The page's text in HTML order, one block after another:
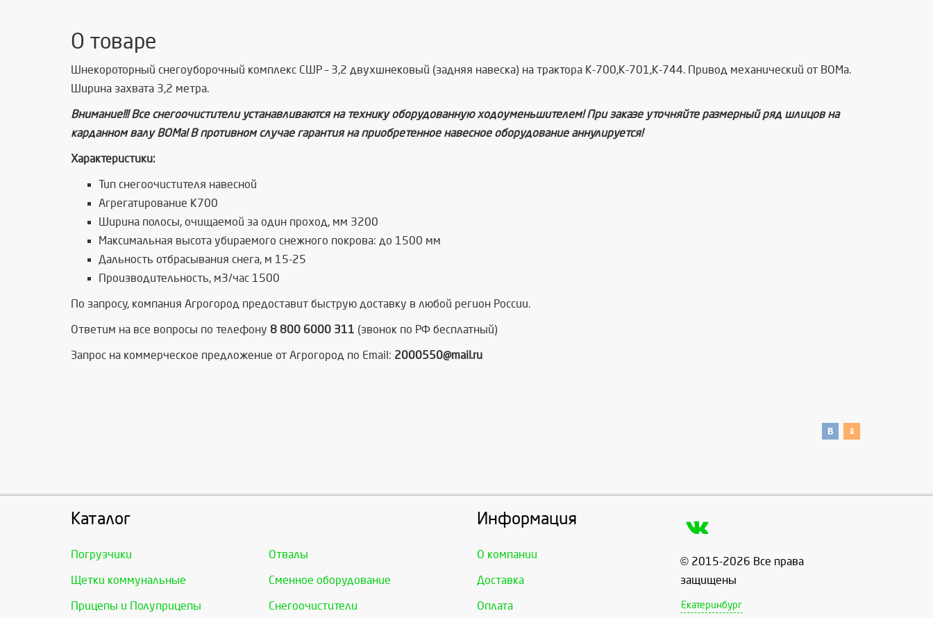
О товаре
Шнекороторный снегоуборочный комплекс СШР – 3,2 двухшнековый (задняя навеска) на трактора К-700,К-701,К-744. Привод механический от ВОМа.
Ширина захвата 3,2 метра.
Внимание!!! Все снегоочистители устанавливаются на технику оборудованную ходоуменьшителем! При заказе уточняйте размерный ряд шлицов на
карданном валу ВОМа! В противном случае гарантия на приобретенное навесное оборудование аннулируется!
Характеристики:
Тип снегоочистителя навесной
Агрегатирование К700
Ширина полосы, очищаемой за один проход, мм 3200
Максимальная высота убираемого снежного покрова: до 1500 мм
Дальность отбрасывания снега, м 15-25
Производительность, м3/час 1500
По запросу, компания Агрогород предоставит быструю доставку в любой регион России.
Ответим на все вопросы по телефону 8 800 6000 311 (звонок по РФ бесплатный)
Запрос на коммерческое предложение от Агрогород по Email: 2000550@mail.ru
Каталог
Погрузчики Отвалы
Щетки коммунальные Сменное оборудование
Прицепы и Полуприцепы Снегоочистители
Информация
О компании
Доставка
Оплата
© 2015-2026 Все права
защищены
Екатеринбург